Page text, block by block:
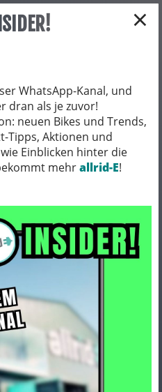
×
WhatsApp-Kanal, und
dran als je zuvor!
neuen Bikes und Trends,
Tipps, Aktionen und
Einblicken hinter die
mehrallrid-E!